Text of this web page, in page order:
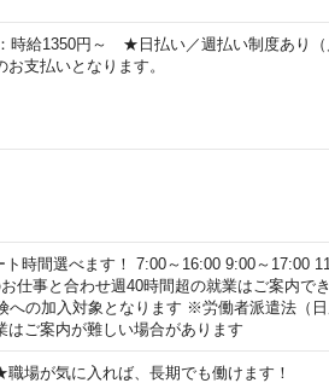
時給1350円～ ★日払い／週払い制度あり（
支払いとなります。
時間選べます！ 7:00～16:00 9:00～17:00
仕事と合わせ週40時間超の就業はご案内で
への加入対象となります ※労働者派遣法（
はご案内が難しい場合があります
が気に入れば、長期でも働けます！